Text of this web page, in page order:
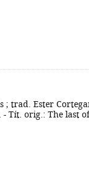
; trad. Ester
- Tít. orig.: The last of